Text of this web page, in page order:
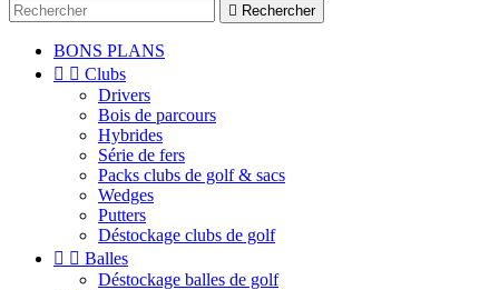
 Rechercher
BONS PLANS
  Clubs
Drivers
Bois de parcours
Hybrides
Série de fers
Packs clubs de golf & sacs
Wedges
Putters
Déstockage clubs de golf
  Balles
Déstockage balles de golf